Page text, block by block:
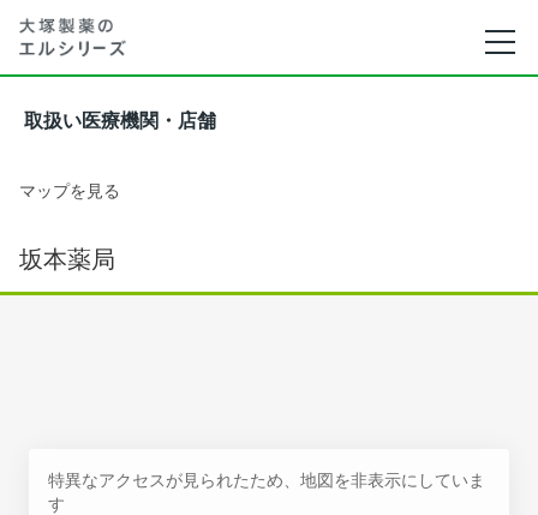
取扱い医療機関・店舗
マップを見る
坂本薬局
特異なアクセスが見られたため、地図を非表示にしていま
す